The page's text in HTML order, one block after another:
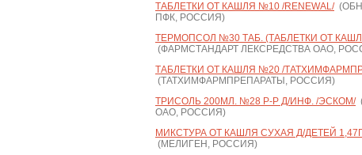
ТАБЛЕТКИ ОТ КАШЛЯ №10 /RENEWAL/
ПФК, РОССИЯ)
ТЕРМОПСОЛ №30 ТАБ. (ТАБЛЕТКИ ОТ
(ФАРМСТАНДАРТ ЛЕКСРЕДСТВА ОАО,
ТАБЛЕТКИ ОТ КАШЛЯ №20 /
(ТАТХИМФАРМПРЕПАРАТЫ, РОССИЯ)
ТРИСОЛЬ 200МЛ. №28 Р-Р Д/ИНФ. /ЭСКОМ/
ОАО, РОССИЯ)
МИКСТУРА ОТ КАШЛЯ СУХАЯ Д/ДЕТЕЙ
(МЕЛИГЕН, РОССИЯ)